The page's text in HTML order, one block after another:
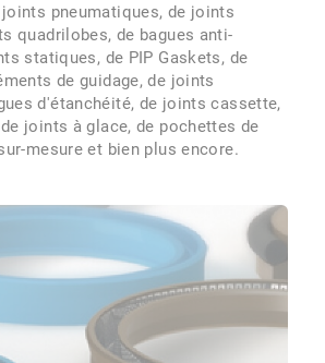
pneumatiques, de joints
quadrilobes, de bagues anti-
statiques, de PIP Gaskets, de
de guidage, de joints
d'étanchéité, de joints cassette,
joints à glace, de pochettes de
mesure et bien plus encore.